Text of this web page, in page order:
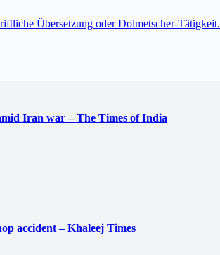
Übersetzung oder Dolmetscher-Tätigkeit.
Iran war – The Times of India
accident – Khaleej Times